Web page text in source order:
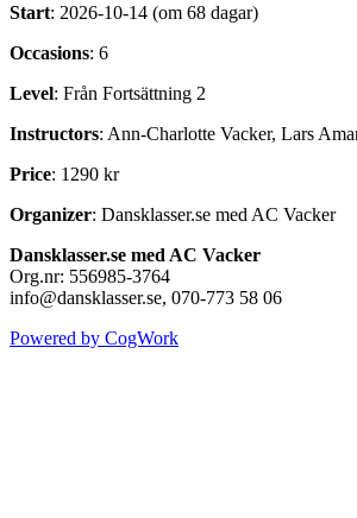
Start: 2026-10-14 (om 68 dagar)
Occasions: 6
Level: Från Fortsättning 2
Instructors: Ann-Charlotte Vacker, Lars
Price: 1290 kr
Organizer: Dansklasser.se med AC Vacker
Dansklasser.se med AC Vacker
Org.nr: 556985-3764
info@dansklasser.se, 070-773 58 06
Powered by CogWork